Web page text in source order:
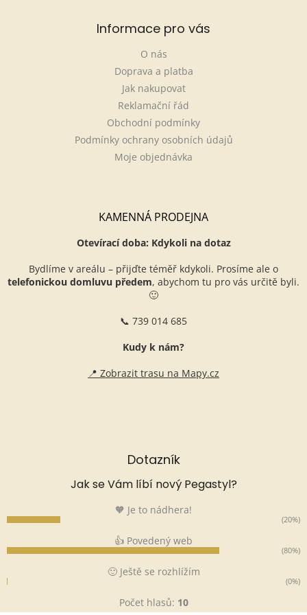
Informace pro vás
O nás
Doprava a platba
Jak nakupovat
Reklamační řád
Obchodní podmínky
Podmínky ochrany osobních údajů
Moje objednávka
KAMENNÁ PRODEJNA
Otevírací doba: Kdykoli na dotaz
Bydlíme v areálu – přijďte téměř kdykoli. Prosíme ale o
telefonickou domluvu předem, abychom tu pro vás určitě byli.
🙂
📞 739 014 685
Kudy k nám?
📍 Zobrazit trasu na Mapy.cz
Dotazník
Jak se Vám líbí nový Pegastyl?
🧡 Je to nádhera!
(20%)
👍 Povedený web
(80%)
🙂 Ještě se rozhlížím
(0%)
Počet hlasů: 10